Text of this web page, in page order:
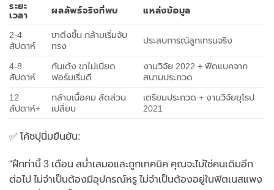
ระยะ
เวลา
ผลลัพธ์จริงที่พบ แหล่งข้อมูล
2-4
สัปดาห์
ขาตึงขึ้น กล้ามเริ่มจับ
ทรง
ประสบการณ์ลูกเทรนจริง
4-8
สัปดาห์
ก้นเด้ง ขาไม่เบียด
ฟอร์มเริ่มดี
งานวิจัย 2022 + ฟีดแบคจาก
สนามประกวด
12
สัปดาห์+
กล้ามเนื้อคม สัดส่วน
เปลี่ยน
เตรียมประกวด + งานวิจัยยุโรป
2021
✅ โค้ชปุนิ่มยืนยัน:
“ฝึกท่านี้ 3 เดือน สม่ำเสมอและถูกเทคนิค คุณจะไม่ใช่คนเดิมอีก
ต่อไป ไม่จำเป็นต้องมีอุปกรณ์หรู ไม่จำเป็นต้องอยู่ในฟิตเนสแพง